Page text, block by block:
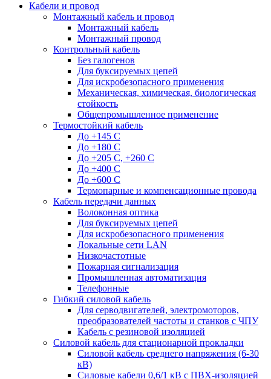
Кабели и провод
Монтажный кабель и провод
Монтажный кабель
Монтажный провод
Контрольный кабель
Без галогенов
Для буксируемых цепей
Для искробезопасного применения
Механическая, химическая, биологическая
стойкость
Общепромышленное применение
Термостойкий кабель
До +145 С
До +180 C
До +205 С, +260 С
До +400 C
До +600 С
Термопарные и компенсационные провода
Кабель передачи данных
Волоконная оптика
Для буксируемых цепей
Для искробезопасного применения
Локальные сети LAN
Низкочастотные
Пожарная сигнализация
Промышленная автоматизация
Телефонные
Гибкий силовой кабель
Для серводвигателей, электромоторов,
преобразователей частоты и станков с ЧПУ
Кабель с резиновой изоляцией
Силовой кабель для стационарной прокладки
Силовой кабель среднего напряжения (6-30
кВ)
Силовые кабели 0,6/1 кВ с ПВХ-изоляцией